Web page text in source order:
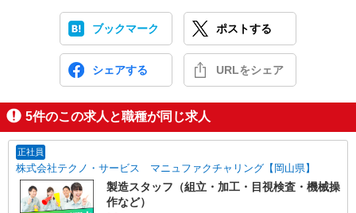
ブックマーク ポストする
シェアする URLをシェア
5件のこの求人と職種が同じ求人
正社員
株式会社テクノ・サービス マニュファクチャリング【岡山県】
製造スタッフ（組立・加工・目視検査・機械操
作など）